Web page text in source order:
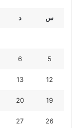
س د
5
6
12
13
19
20
26
27